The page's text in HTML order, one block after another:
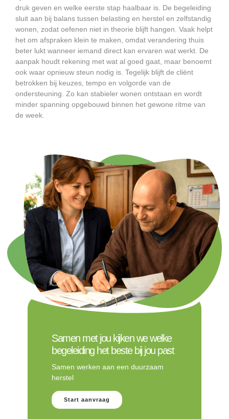
druk geven en welke eerste stap haalbaar is. De begeleiding
sluit aan bij balans tussen belasting en herstel en zelfstandig
wonen, zodat oefenen niet in theorie blijft hangen. Vaak helpt
het om afspraken klein te maken, omdat verandering thuis
beter lukt wanneer iemand direct kan ervaren wat werkt. De
aanpak houdt rekening met wat al goed gaat, maar benoemt
ook waar opnieuw steun nodig is. Tegelijk blijft de cliënt
betrokken bij keuzes, tempo en volgorde van de
ondersteuning. Zo kan stabieler wonen ontstaan en wordt
minder spanning opgebouwd binnen het gewone ritme van
de week.
Samen met jou kijken we welke
begeleiding het beste bij jou past
Samen werken aan een duurzaam
herstel
Start aanvraag